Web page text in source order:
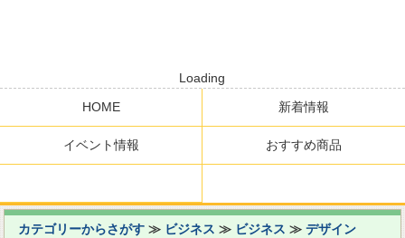
Loading
HOME
新着情報
イベント情報 おすすめ商品
カテゴリーからさがす ≫ ビジネス ≫ ビジネス ≫デザイン